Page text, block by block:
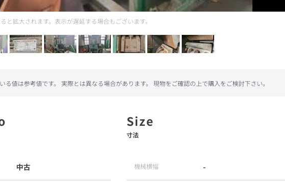
中古
寸法
機械横幅 -
と拡大されます。表示が遅延する場合もございます。
る値は参考値です。 実際とは異なる場合があります。 現物をご確認の上で購入をご検討下さい。